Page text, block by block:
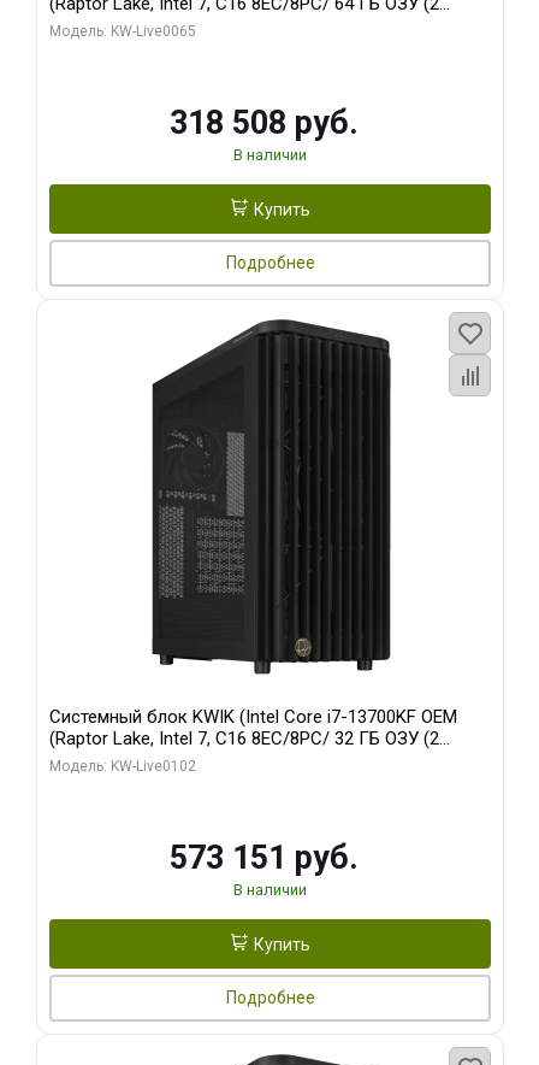
модуля)/ ASUS RTX5080 PROART OC 16GB GDDR7
Модель: KW-Live0065
318 508 руб.
В наличии
Купить
Подробнее
Системный блок KWIK (Intel Core i7-13700KF OEM
(Raptor Lake, Intel 7, C16 8EC/8PC/ 32 ГБ ОЗУ (2
модуля)/ Afox RTX4090 24GB GDDR6X 384-Bit 3xDP
Модель: KW-Live0102
573 151 руб.
В наличии
Купить
Подробнее